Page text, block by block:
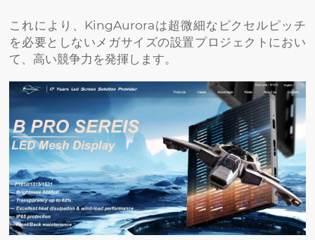
これにより、KingAuroraは超微細なピクセルピッチ
を必要としないメガサイズの設置プロジェクトにおい
て、高い競争力を発揮します。